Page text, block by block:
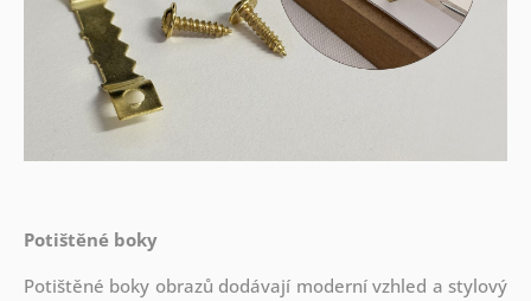
Potištěné boky
Potištěné boky obrazů dodávají moderní vzhled a stylový